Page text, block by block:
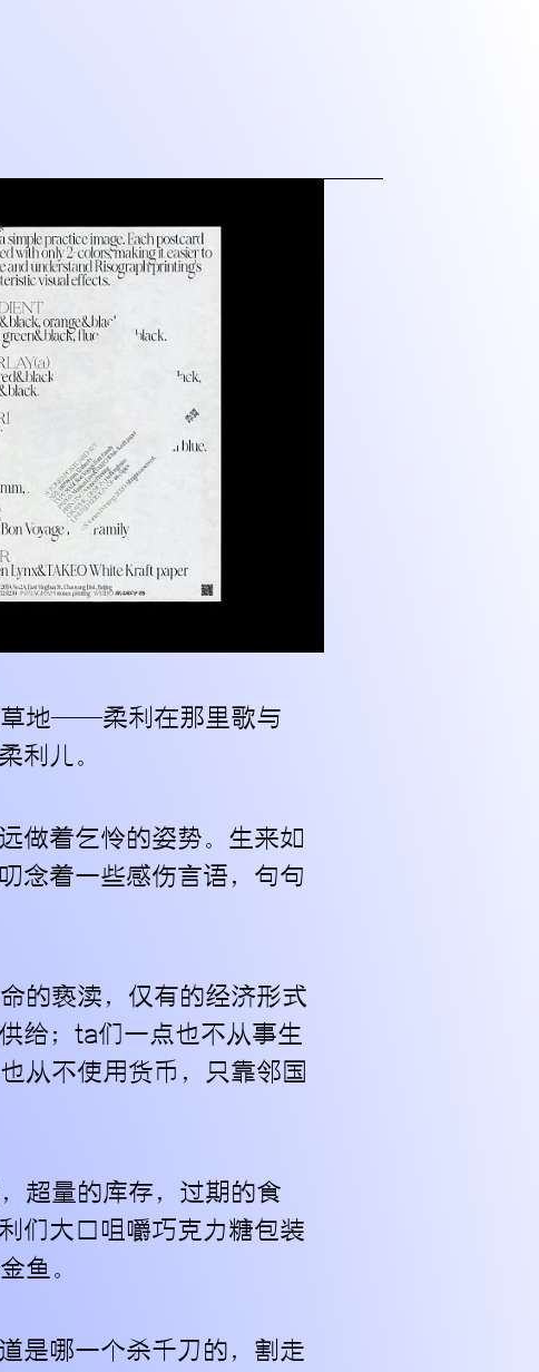
草地——柔利在那里歌与
利儿。
做着乞怜的姿势。生来如
念着一些感伤言语，句句
的亵渎，仅有的经济形式
给；ta们一点也不从事生
从不使用货币，只靠邻国
超量的库存，过期的食
们大口咀嚼巧克力糖包装
鱼。
是哪一个杀千刀的，割走
演性实践到替代性的社群融合，我
构坐标，以艺术回应当下这个激烈